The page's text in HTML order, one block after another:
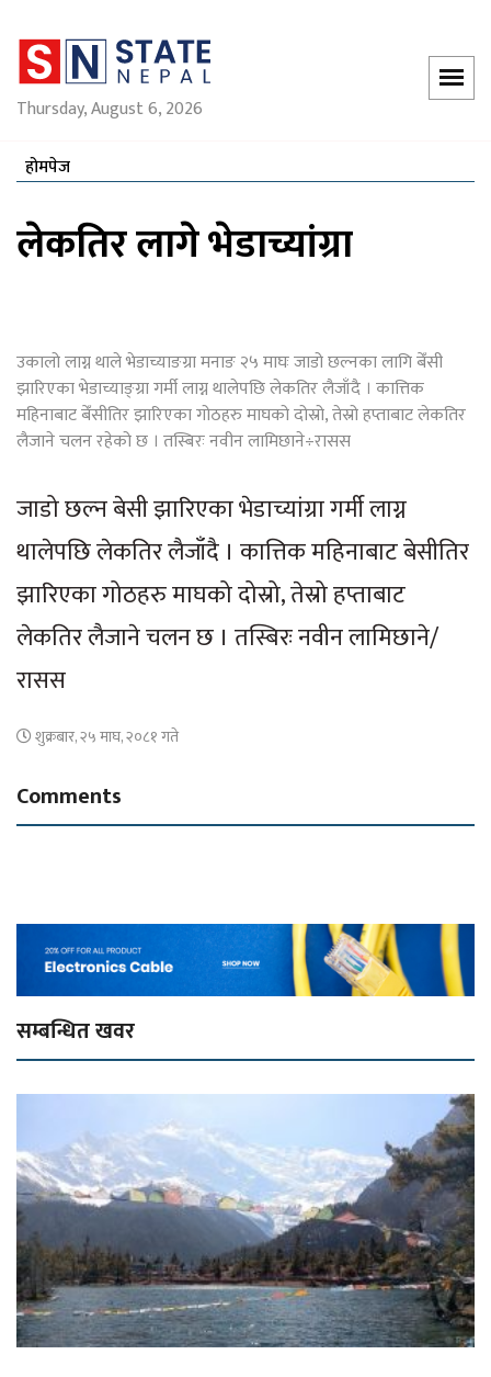
Thursday, August 6, 2026
होमपेज
लेकतिर लागे भेडाच्यांग्रा
उकालो लाग्न थाले भेडाच्याङग्रा मनाङ २५ माघः जाडो छल्नका लागि बेँसी
झारिएका भेडाच्याङ्ग्रा गर्मी लाग्न थालेपछि लेकतिर लैजाँदै । कात्तिक
महिनाबाट बेँसीतिर झारिएका गोठहरु माघको दोस्रो, तेस्रो हप्ताबाट लेकतिर
लैजाने चलन रहेको छ । तस्बिरः नवीन लामिछाने÷रासस
जाडो छल्न बेसी झारिएका भेडाच्यांग्रा गर्मी लाग्न
थालेपछि लेकतिर लैजाँदै । कात्तिक महिनाबाट बेसीतिर
झारिएका गोठहरु माघको दोस्रो, तेस्रो हप्ताबाट
लेकतिर लैजाने चलन छ । तस्बिरः नवीन लामिछाने/
रासस
शुक्रबार, २५ माघ, २०८१ गते
Comments
सम्बन्धित खवर